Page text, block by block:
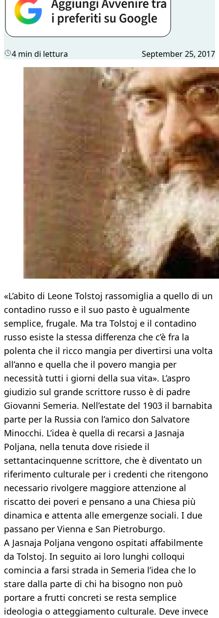
4 min di lettura September 25, 2017
«L’abito di Leone Tolstoj rassomiglia a quello di un
contadino russo e il suo pasto è ugualmente
semplice, frugale. Ma tra Tolstoj e il contadino
russo esiste la stessa differenza che c’è fra la
polenta che il ricco mangia per divertirsi una volta
all’anno e quella che il povero mangia per
necessità tutti i giorni della sua vita». L’aspro
giudizio sul grande scrittore russo è di padre
Giovanni Semeria. Nell’estate del 1903 il barnabita
parte per la Russia con l’amico don Salvatore
Minocchi. L’idea è quella di recarsi a Jasnaja
Poljana, nella tenuta dove risiede il
settantacinquenne scrittore, che è diventato un
riferimento culturale per i credenti che ritengono
necessario rivolgere maggiore attenzione al
riscatto dei poveri e pensano a una Chiesa più
dinamica e attenta alle emergenze sociali. I due
passano per Vienna e San Pietroburgo.
A Jasnaja Poljana vengono ospitati affabilmente
da Tolstoj. In seguito ai loro lunghi colloqui
comincia a farsi strada in Semeria l’idea che lo
stare dalla parte di chi ha bisogno non può
portare a frutti concreti se resta semplice
ideologia o atteggiamento culturale. Deve invece